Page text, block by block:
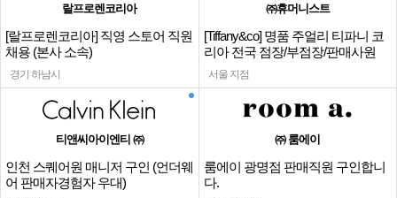
랄프로렌코리아
[랄프로렌코리아] 직영 스토어 직원
채용 (본사 소속)
경기 하남시
㈜휴머니스트
[Tiffany&co] 명품 주얼리 티파니 코
리아 전국 점장/부점장/판매사원
서울 지점
티앤씨아이엔티 ㈜
인천 스퀘어원 매니저 구인 (언더웨
어 판매자경험자 우대)
㈜ 룸에이
룸에이 광명점 판매직원 구인합니
다.